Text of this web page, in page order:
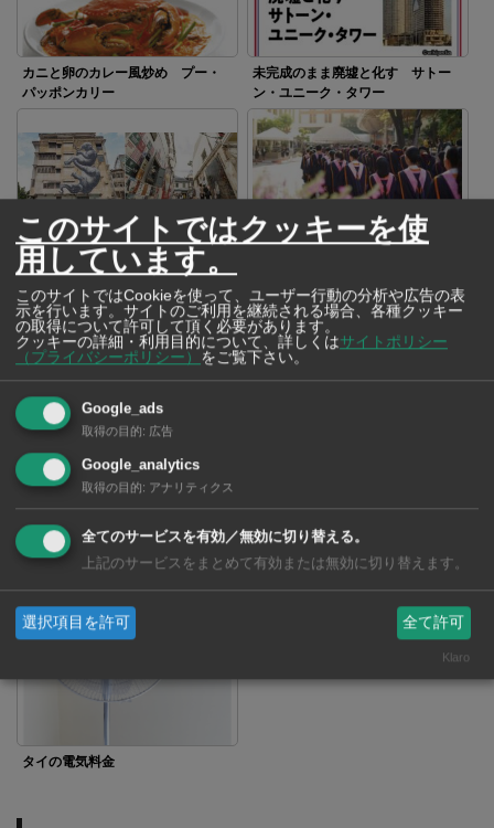
カニと卵のカレー風炒め プー・
パッポンカリー
未完成のまま廃墟と化す サトー
ン・ユニーク・タワー
バンコクの最旬スポット ソン
ワート通り
タイの大学の卒業式
タイの古典舞踏劇「コーン」
カセサート大学の大学祭 「カセ
フェア」って？
タイの固有犬種「バンゲーオ」
タイの電気料金
このサイトではクッキーを使
用しています。
このサイトではCookieを使って、ユーザー行動の分析や広告の表
示を行います。サイトのご利用を継続される場合、各種クッキー
の取得について許可して頂く必要があります。
クッキーの詳細・利用目的について、詳しくはサイトポリシー
（プライバシーポリシー）
をご覧下さい。
Google_ads
取得の目的: 広告
Google_analytics
取得の目的: アナリティクス
全てのサービスを有効／無効に切り替える。
上記のサービスをまとめて有効または無効に切り替えます。
選択項目を許可 全て許可
Klaro